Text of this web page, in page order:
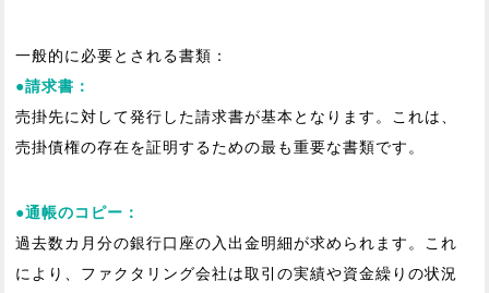
一般的に必要とされる書類：
●請求書：
売掛先に対して発行した請求書が基本となります。これは、
売掛債権の存在を証明するための最も重要な書類です。
●通帳のコピー：
過去数カ月分の銀行口座の入出金明細が求められます。これ
により、ファクタリング会社は取引の実績や資金繰りの状況